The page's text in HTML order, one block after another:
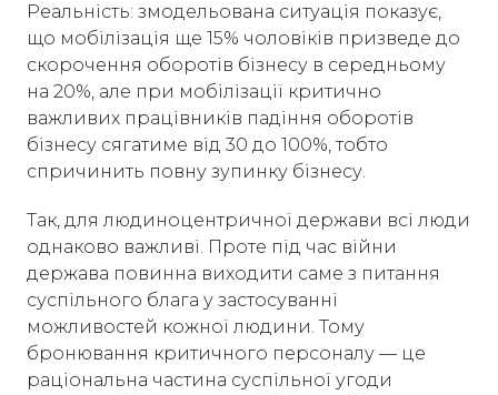
Реальність: змодельована ситуація показує,
що мобілізація ще 15% чоловіків призведе до
скорочення оборотів бізнесу в середньому
на 20%, але при мобілізації критично
важливих працівників падіння оборотів
бізнесу сягатиме від 30 до 100%, тобто
спричинить повну зупинку бізнесу.
Так, для людиноцентричної держави всі люди
однаково важливі. Проте під час війни
держава повинна виходити саме з питання
суспільного блага у застосуванні
можливостей кожної людини. Тому
бронювання критичного персоналу — це
раціональна частина суспільної угоди